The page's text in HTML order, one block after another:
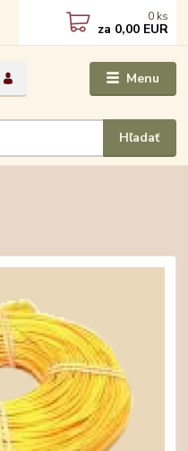
Menu
Hľadať
0 ks
za 0,00 EUR